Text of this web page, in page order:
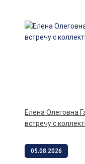
Елена Олеговна Гайфуллина провела рабочую
встречу с
05.08.2026